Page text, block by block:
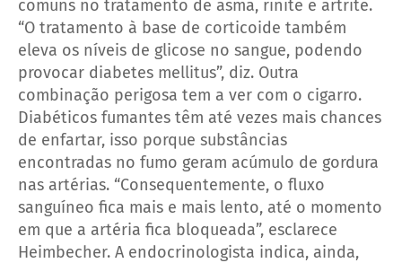
comuns no tratamento de asma, rinite e artrite.
“O tratamento à base de corticoide também
eleva os níveis de glicose no sangue, podendo
provocar diabetes mellitus”, diz. Outra
combinação perigosa tem a ver com o cigarro.
Diabéticos fumantes têm até vezes mais chances
de enfartar, isso porque substâncias
encontradas no fumo geram acúmulo de gordura
nas artérias. “Consequentemente, o fluxo
sanguíneo fica mais e mais lento, até o momento
em que a artéria fica bloqueada”, esclarece
Heimbecher. A endocrinologista indica, ainda,